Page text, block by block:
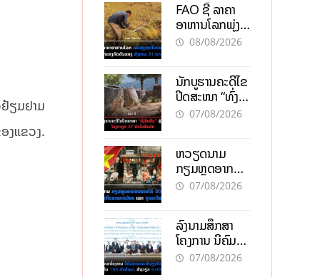
ຽມຢາມ
ງແຂວງ.
FAO ຊີ້ ລາຄາ
ອາຫານໂລກພຸ່ງ
ສູງສຸດໃນຮອບ 3
ສົງຄາມ, El
nino
08/08/2026
ນັກບູຮານຄະດີໄຂ
ປິດສະໜາ “ທົ່ງ
ໄຫຫີນ” ຫຼັງພົບ
07/08/2026
ຫວຽດນາມ
ກຽມຫຼຸດອາກອນ
ລາຍໄດ້ 30%
ແລະ ຈຸນລະ
ວິສາຫະກິດ
07/08/2026
ລົງນາມສຶກສາ
ໂຄງການ ນິຄົມ
ອຸດສາຫະກຳ
07/08/2026